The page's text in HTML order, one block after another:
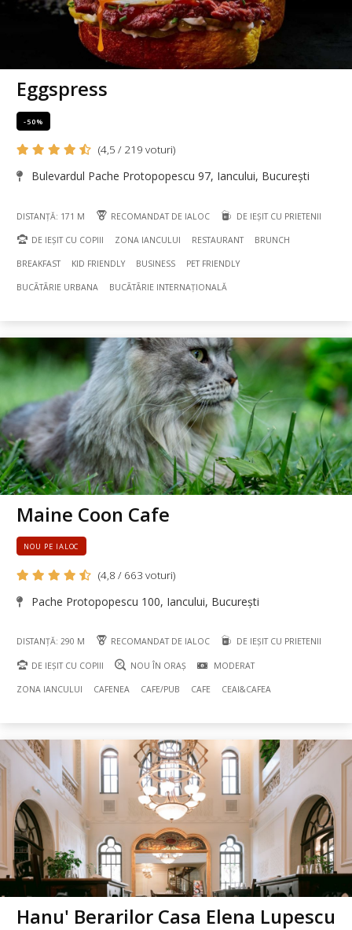
Eggspress
-50%
(4,5 / 219 voturi)
Bulevardul Pache Protopopescu 97, Iancului, București
DISTANȚĂ: 171 M RECOMANDAT DE IALOC DE IEȘIT CU PRIETENII
DE IEȘIT CU COPIII ZONA IANCULUI RESTAURANT BRUNCH
BREAKFAST KID FRIENDLY BUSINESS PET FRIENDLY
BUCÃTÃRIE URBANA BUCÃTÃRIE INTERNAȚIONALĂ
Maine Coon Cafe
NOU PE IALOC
(4,8 / 663 voturi)
Pache Protopopescu 100, Iancului, București
DISTANȚĂ: 290 M RECOMANDAT DE IALOC DE IEȘIT CU PRIETENII
DE IEȘIT CU COPIII NOU ÎN ORAȘ MODERAT
ZONA IANCULUI CAFENEA CAFE/PUB CAFE CEAI&CAFEA
Hanu' Berarilor Casa Elena Lupescu